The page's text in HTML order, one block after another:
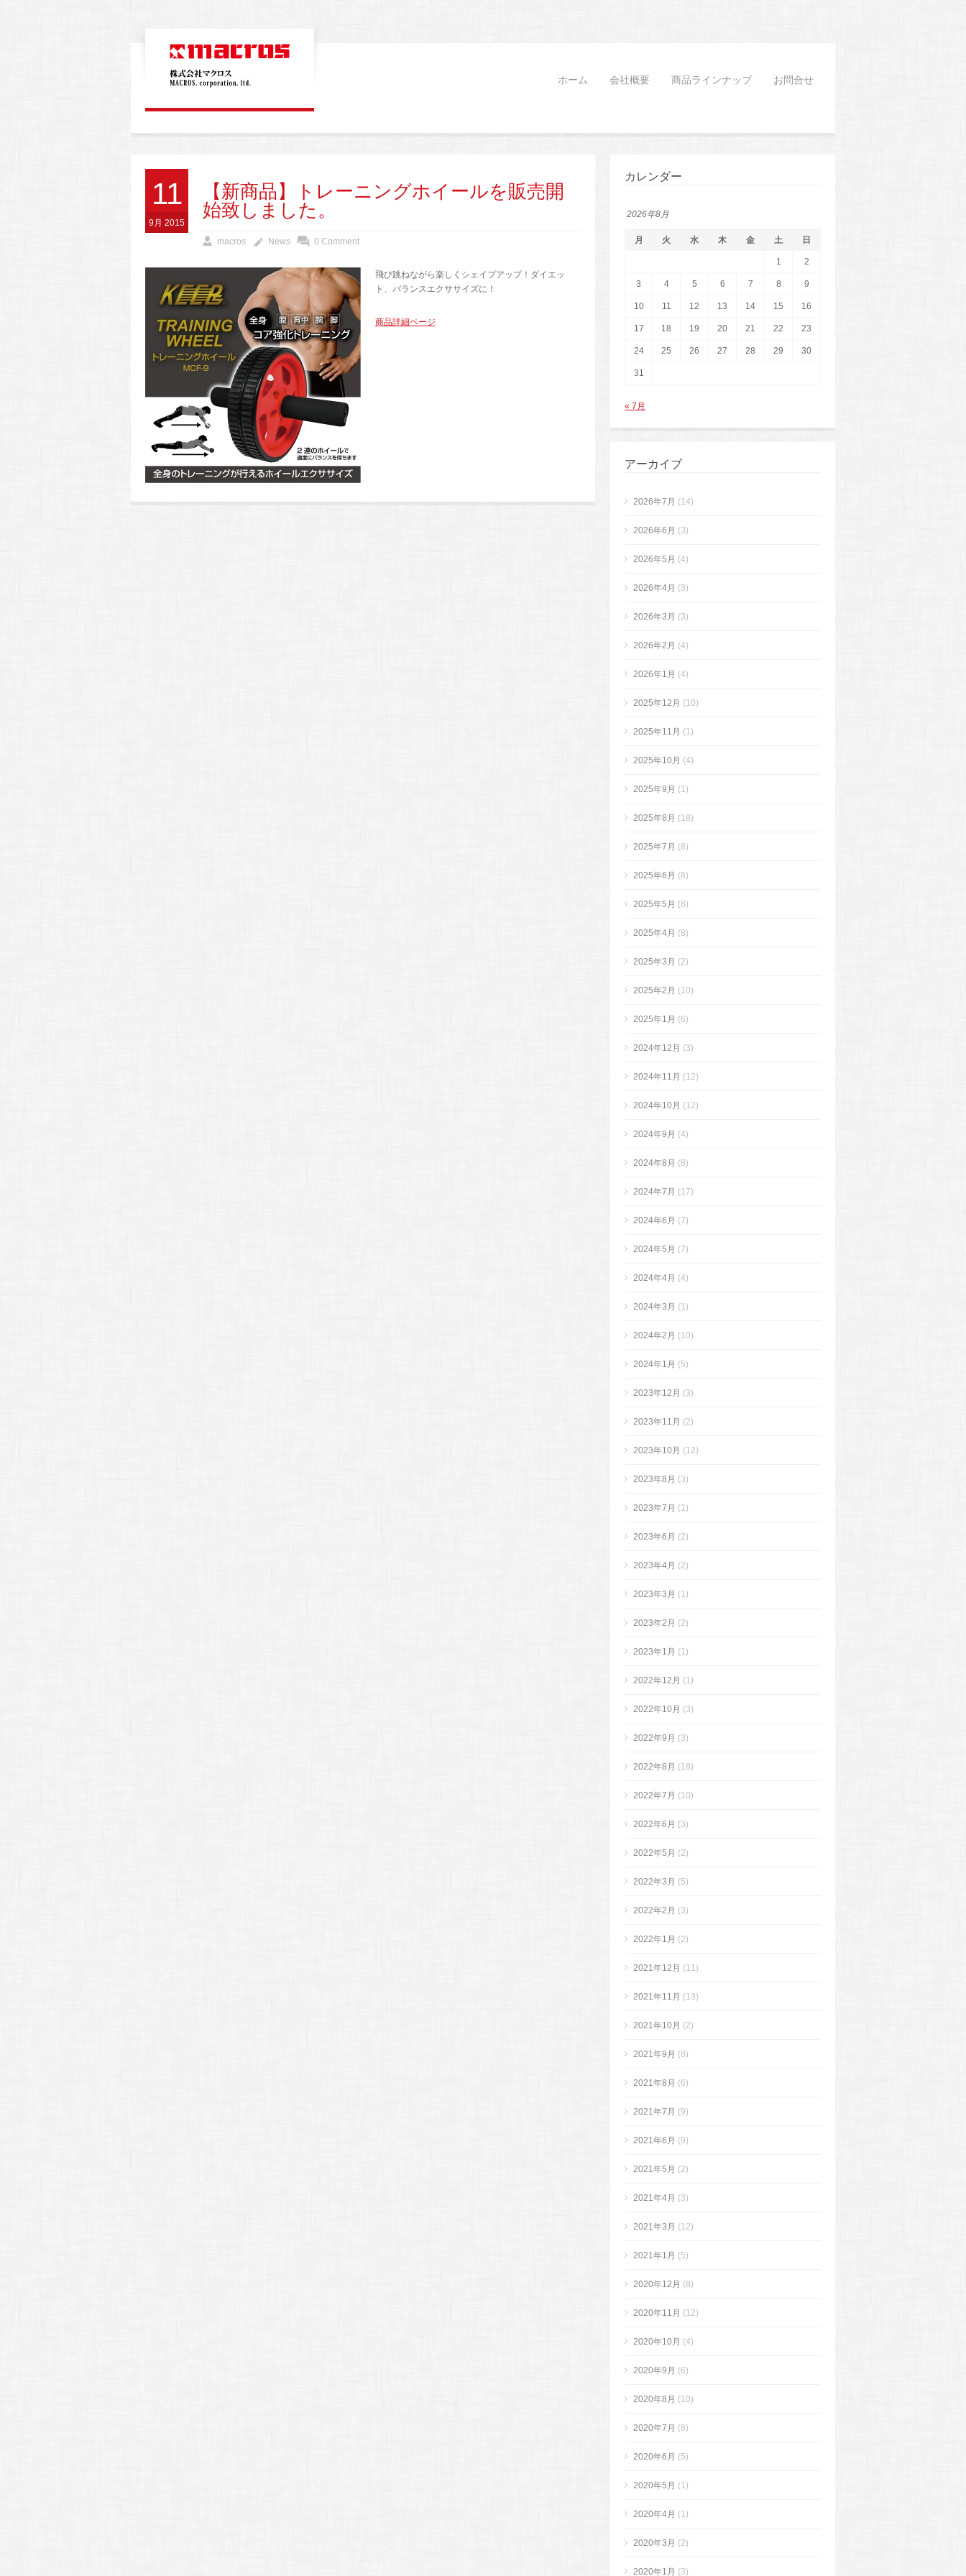
ホーム 会社概要 商品ラインナップ お問合せ
11
9月 2015
【新商品】トレーニングホイールを販売開
始致しました。
macros News 0 Comment
飛び跳ねながら楽しくシェイプアップ！ダイエッ
ト、バランスエクササイズに！
商品詳細ページ
カレンダー
2026年8月
月 火 水 木 金 土 日
1 2
3 4 5 6 7 8 9
10 11 12 13 14 15 16
17 18 19 20 21 22 23
24 25 26 27 28 29 30
31
« 7月
アーカイブ
2026年7月 (14)
2026年6月 (3)
2026年5月 (4)
2026年4月 (3)
2026年3月 (3)
2026年2月 (4)
2026年1月 (4)
2025年12月 (10)
2025年11月 (1)
2025年10月 (4)
2025年9月 (1)
2025年8月 (18)
2025年7月 (8)
2025年6月 (8)
2025年5月 (8)
2025年4月 (8)
2025年3月 (2)
2025年2月 (10)
2025年1月 (6)
2024年12月 (3)
2024年11月 (12)
2024年10月 (12)
2024年9月 (4)
2024年8月 (8)
2024年7月 (17)
2024年6月 (7)
2024年5月 (7)
2024年4月 (4)
2024年3月 (1)
2024年2月 (10)
2024年1月 (5)
2023年12月 (3)
2023年11月 (2)
2023年10月 (12)
2023年8月 (3)
2023年7月 (1)
2023年6月 (2)
2023年4月 (2)
2023年3月 (1)
2023年2月 (2)
2023年1月 (1)
2022年12月 (1)
2022年10月 (3)
2022年9月 (3)
2022年8月 (18)
2022年7月 (10)
2022年6月 (3)
2022年5月 (2)
2022年3月 (5)
2022年2月 (3)
2022年1月 (2)
2021年12月 (11)
2021年11月 (13)
2021年10月 (2)
2021年9月 (8)
2021年8月 (6)
2021年7月 (9)
2021年6月 (9)
2021年5月 (2)
2021年4月 (3)
2021年3月 (12)
2021年1月 (5)
2020年12月 (8)
2020年11月 (12)
2020年10月 (4)
2020年9月 (6)
2020年8月 (10)
2020年7月 (8)
2020年6月 (5)
2020年5月 (1)
2020年4月 (1)
2020年3月 (2)
2020年1月 (3)